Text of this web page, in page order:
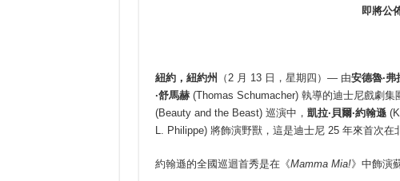
即將公
紐約，紐約州 （2 月 13 日，星期四）— 由安德魯·弗
·舒馬赫 (Thomas Schumacher) 執導的迪士尼戲劇集
(Beauty and the Beast) 巡演中， 凱拉· 貝爾·約翰遜
L. Philippe) 將飾演野獸，這是迪士尼 25 年來首次在
約翰遜的全國巡迴首秀是在《Mamma Mia!》中飾演